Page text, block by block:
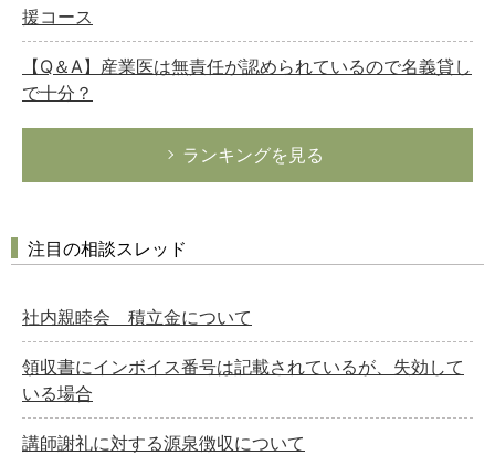
援コース
【Q＆A】産業医は無責任が認められているので名義貸し
で十分？
ランキングを見る
注目の相談スレッド
社内親睦会 積立金について
領収書にインボイス番号は記載されているが、失効して
いる場合
講師謝礼に対する源泉徴収について